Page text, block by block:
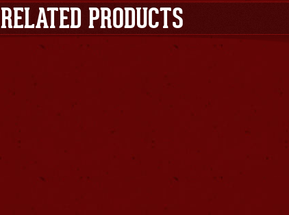
RELATED PRODUCTS